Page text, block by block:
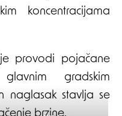
koncentracijama
provodi pojačane
gradskim
naglasak stavlja se
brzine.